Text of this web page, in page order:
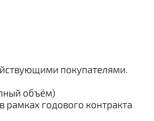
покупателями.
объём)
годового контракта